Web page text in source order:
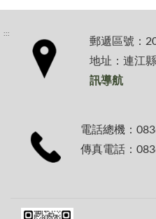
:::
郵遞區號：
地址：連江
訊導航
電話總機：
傳真電話：